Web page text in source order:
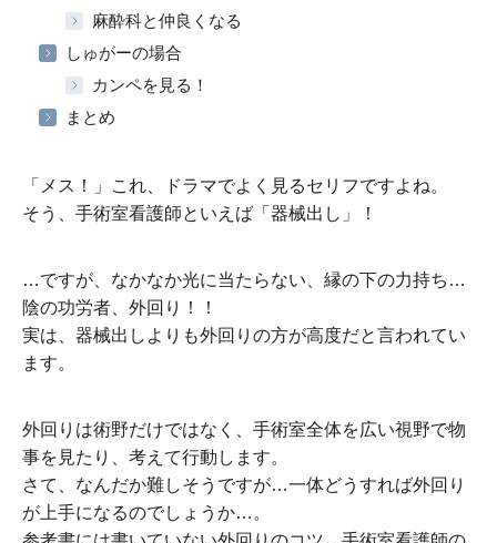
麻酔科と仲良くなる
しゅがーの場合
カンペを見る！
まとめ
「メス！」これ、ドラマでよく見るセリフですよね。
そう、手術室看護師といえば「器械出し」！
…ですが、なかなか光に当たらない、縁の下の力持ち…
陰の功労者、外回り！！
実は、器械出しよりも外回りの方が高度だと言われてい
ます。
外回りは術野だけではなく、手術室全体を広い視野で物
事を見たり、考えて行動します。
さて、なんだか難しそうですが…一体どうすれば外回り
が上手になるのでしょうか…。